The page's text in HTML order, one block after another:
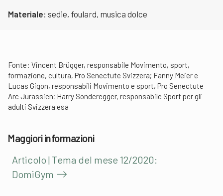
Materiale: sedie, foulard, musica dolce
Fonte: Vincent Brügger, responsabile Movimento, sport,
formazione, cultura, Pro Senectute Svizzera; Fanny Meier e
Lucas Gigon, responsabili Movimento e sport, Pro Senectute
Arc Jurassien; Harry Sonderegger, responsabile Sport per gli
adulti Svizzera esa
Maggiori informazioni
Articolo | Tema del mese 12/2020:
DomiGym